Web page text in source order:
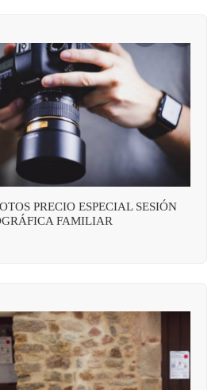
PRECIO ESPECIAL SESIÓN
FAMILIAR